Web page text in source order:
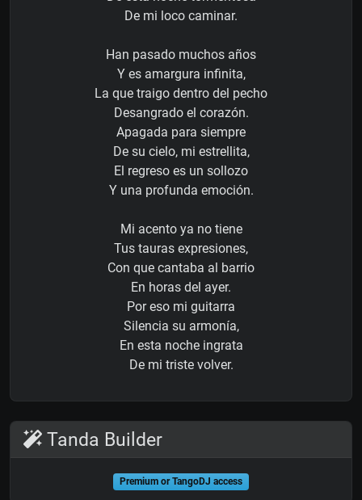
De mi loco caminar.
Han pasado muchos años
Y es amargura infinita,
La que traigo dentro del pecho
Desangrado el corazón.
Apagada para siempre
De su cielo, mi estrellita,
El regreso es un sollozo
Y una profunda emoción.
Mi acento ya no tiene
Tus tauras expresiones,
Con que cantaba al barrio
En horas del ayer.
Por eso mi guitarra
Silencia su armonía,
En esta noche ingrata
De mi triste volver.
Tanda Builder
Premium or TangoDJ access